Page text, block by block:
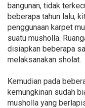
bangunan, tidak
beberapa tahun lalu,
penggunaan karpet
suatu musholla.
disiapkan beberapa
melaksanakan sholat.
Kemudian pada
kemungkinan sudah
musholla yang